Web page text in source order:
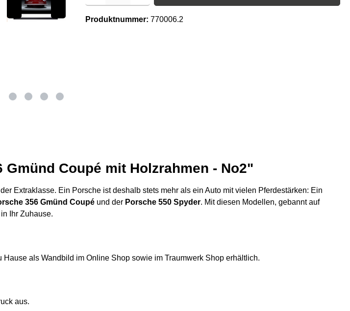
Produktnummer: 770006.2
Coupé mit Holzrahmen - No2"
Extraklasse. Ein Porsche ist deshalb stets mehr als ein Auto mit vielen Pferdestärken: Ein
356 Gmünd Coupé und der Porsche 550 Spyder. Mit diesen Modellen, gebannt auf
Ihr Zuhause.
als Wandbild im Online Shop sowie im Traumwerk Shop erhältlich.
aus.